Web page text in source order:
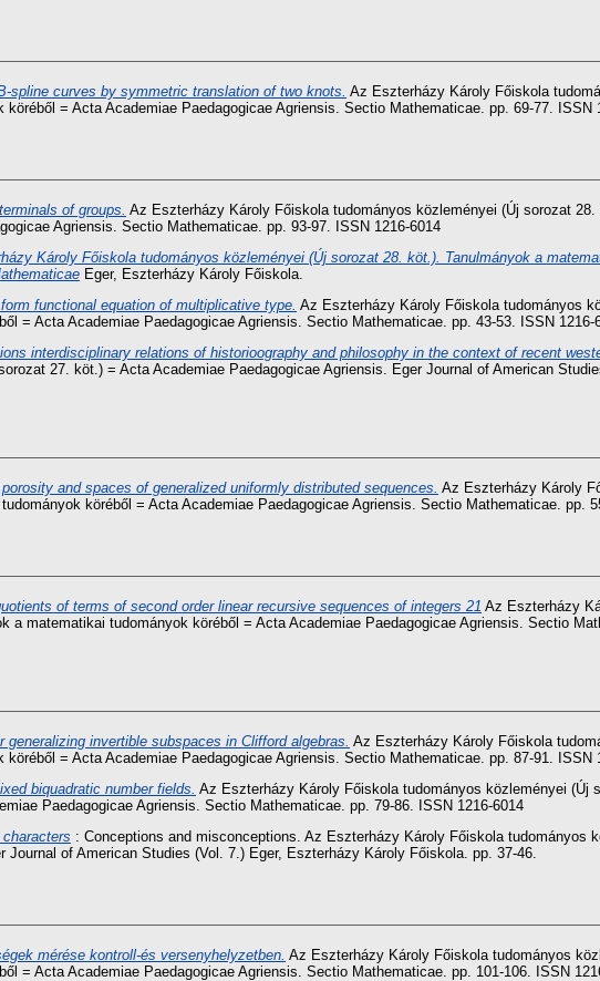
spline curves by symmetric translation of two knots. Az Eszterházy Károly Főiskola
= Acta Academiae Paedagogicae Agriensis. Sectio Mathematicae. pp. 69-77. ISSN
of groups. Az Eszterházy Károly Főiskola tudományos közleményei (Új sorozat
Agriensis. Sectio Mathematicae. pp. 93-97. ISSN 1216-6014
Károly Főiskola tudományos közleményei (Új sorozat 28. köt.). Tanulmányok a
Eger, Eszterházy Károly Főiskola.
functional equation of multiplicative type. Az Eszterházy Károly Főiskola tudományos
= Acta Academiae Paedagogicae Agriensis. Sectio Mathematicae. pp. 43-53. ISSN 1216-
interdisciplinary relations of historioography and philosophy in the context of recent
27. köt.) = Acta Academiae Paedagogicae Agriensis. Eger Journal of American
and spaces of generalized uniformly distributed sequences. Az Eszterházy Károly
köréből = Acta Academiae Paedagogicae Agriensis. Sectio Mathematicae. pp.
of terms of second order linear recursive sequences of integers 21 Az Eszterházy
a matematikai tudományok köréből = Acta Academiae Paedagogicae Agriensis. Sectio
generalizing invertible subspaces in Clifford algebras. Az Eszterházy Károly Főiskola
= Acta Academiae Paedagogicae Agriensis. Sectio Mathematicae. pp. 87-91. ISSN
biquadratic number fields. Az Eszterházy Károly Főiskola tudományos közleményei (Új
Paedagogicae Agriensis. Sectio Mathematicae. pp. 79-86. ISSN 1216-6014
: Conceptions and misconceptions. Az Eszterházy Károly Főiskola tudományos
of American Studies (Vol. 7.) Eger, Eszterházy Károly Főiskola. pp. 37-46.
mérése kontroll-és versenyhelyzetben. Az Eszterházy Károly Főiskola tudományos
= Acta Academiae Paedagogicae Agriensis. Sectio Mathematicae. pp. 101-106. ISSN